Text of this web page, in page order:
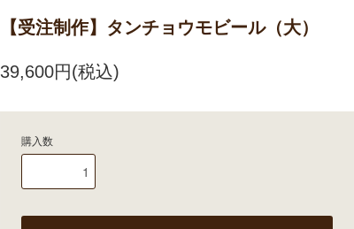
【受注制作】タンチョウモビール（大）
39,600円(税込)
購入数